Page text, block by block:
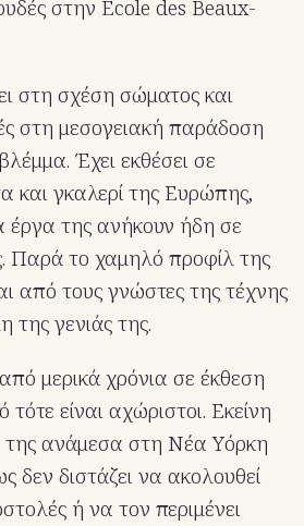
στην École des Beaux-
στη σχέση σώματος και
στη μεσογειακή παράδοση
Έχει εκθέσει σε
και γκαλερί της Ευρώπης,
της ανήκουν ήδη σε
Παρά το χαμηλό προφίλ της
από τους γνώστες της τέχνης
γενιάς της.
μερικά χρόνια σε έκθεση
είναι αχώριστοι. Εκείνη
της ανάμεσα στη Νέα Υόρκη
δεν διστάζει να ακολουθεί
ή να τον περιμένει